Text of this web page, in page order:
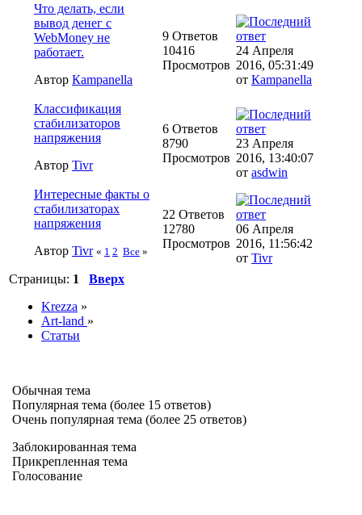
Что делать, если
вывод денег с
WebMoney не
работает.
Автор Кampanella
9 Ответов
10416
Просмотров
24 Апреля
2016, 05:31:49
от Кampanella
Классификация
стабилизаторов
напряжения
Автор Tivr
6 Ответов
8790
Просмотров
23 Апреля
2016, 13:40:07
от asdwin
Интересные факты о
стабилизаторах
напряжения
Автор Tivr « 1 2 Все »
22 Ответов
12780
Просмотров
06 Апреля
2016, 11:56:42
от Tivr
Страницы: 1
Вверх
Krezza »
Art-land »
Статьи
Обычная тема
Популярная тема (более 15 ответов)
Очень популярная тема (более 25 ответов)
Заблокированная тема
Прикрепленная тема
Голосование